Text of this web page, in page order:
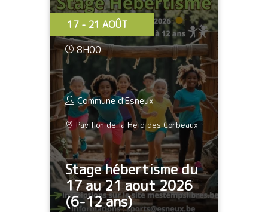
17 - 21 AOÛT
8H00
Commune d'Esneux
Pavillon de la Heid des Corbeaux
Stage hébertisme du
17 au 21 aout 2026
(6-12 ans)